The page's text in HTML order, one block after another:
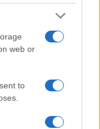
web or
to
Iscriviti
. Dopo una
di 30 euro